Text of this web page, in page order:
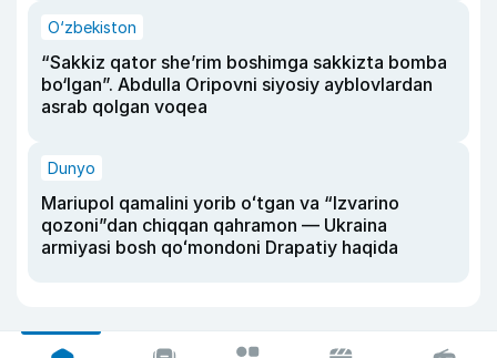
O‘zbekiston
“Sakkiz qator she’rim boshimga sakkizta bomba
bo‘lgan”. Abdulla Oripovni siyosiy ayblovlardan
asrab qolgan voqea
Dunyo
Mariupol qamalini yorib oʻtgan va “Izvarino
qozoni”dan chiqqan qahramon — Ukraina
armiyasi bosh qoʻmondoni Drapatiy haqida